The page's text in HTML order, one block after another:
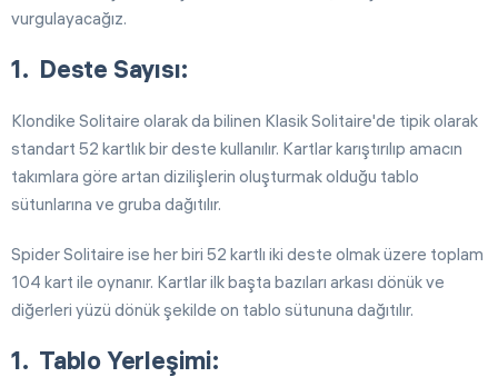
vurgulayacağız.
Deste Sayısı:
Klondike Solitaire olarak da bilinen Klasik Solitaire'de tipik olarak
standart 52 kartlık bir deste kullanılır. Kartlar karıştırılıp amacın
takımlara göre artan dizilişlerin oluşturmak olduğu tablo
sütunlarına ve gruba dağıtılır.
Spider Solitaire ise her biri 52 kartlı iki deste olmak üzere toplam
104 kart ile oynanır. Kartlar ilk başta bazıları arkası dönük ve
diğerleri yüzü dönük şekilde on tablo sütununa dağıtılır.
Tablo Yerleşimi: